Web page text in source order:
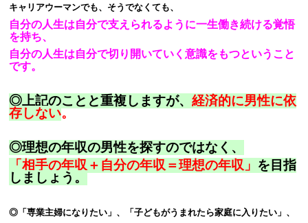
キャリアウーマンでも、そうでなくても、
自分の人生は自分で支えられるように一生働き続ける覚悟
を持ち、
自分の人生は自分で切り開いていく意識をもつということ
です。
◎上記のことと重複しますが、経済的に男性に依
存しない。
◎理想の年収の男性を探すのではなく、
「相手の年収＋自分の年収＝理想の年収」 を目指
しましょう。
◎「専業主婦になりたい」、「子どもがうまれたら家庭に入りたい」、